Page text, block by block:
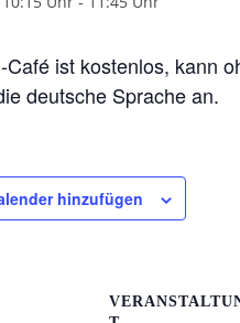
Café ist kostenlos, kann
deutsche Sprache an.
hinzufügen